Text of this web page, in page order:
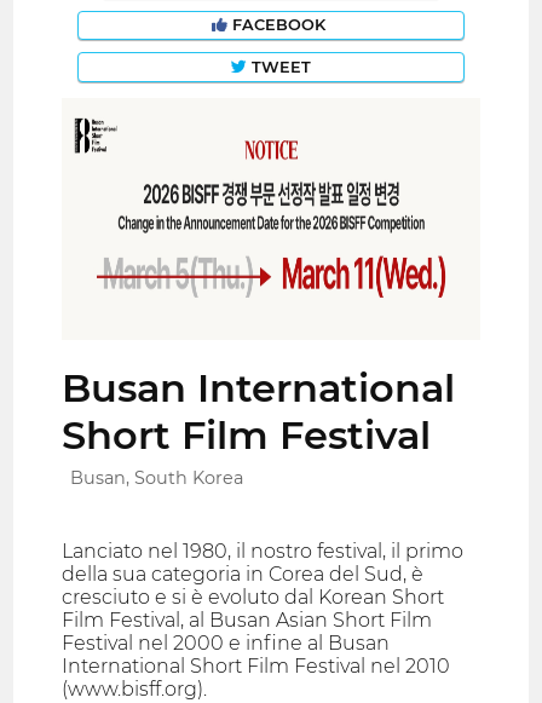
FACEBOOK
TWEET
Busan International
Short Film Festival
Busan, South Korea
Lanciato nel 1980, il nostro festival, il primo
della sua categoria in Corea del Sud, è
cresciuto e si è evoluto dal Korean Short
Film Festival, al Busan Asian Short Film
Festival nel 2000 e infine al Busan
International Short Film Festival nel 2010
(www.bisff.org).